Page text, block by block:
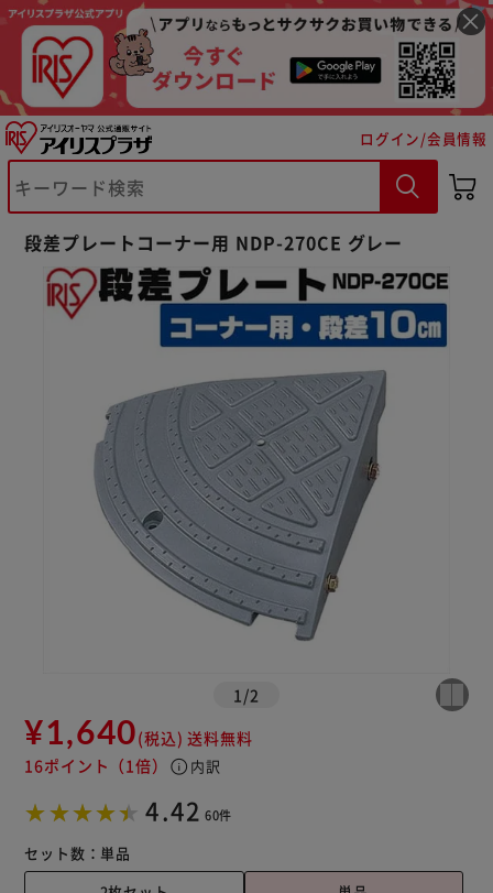
ログイン/会員情報
段差プレートコーナー用 NDP-270CE グレー
1 /2
¥1,640(税込) 送料無料
16ポイント （1倍） info 内訳
4.42 60件
セット数： 単品
※ご確認ください
カートに入れる 購入手続きへ